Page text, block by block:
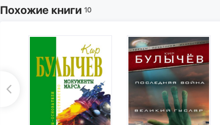
Похожие книги 10